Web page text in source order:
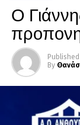
Ο
Published
By